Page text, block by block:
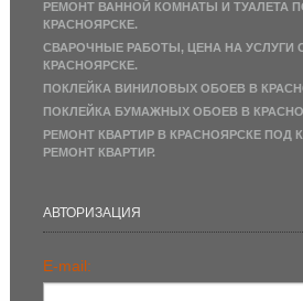
РЕМОНТ ВАННОЙ КОМНАТЫ И ТУАЛЕТА
КРАСНОЯРСКЕ.
СВАРОЧНЫЕ РАБОТЫ, ЦЕНА НА УСЛУГИ
КРАСНОЯРСКЕ.
ПОКЛЕЙКА ВИНИЛОВЫХ ОБОЕВ В
ПОКЛЕЙКА БУМАЖНЫХ ОБОЕВ В
РЕМОНТ КВАРТИР В КРАСНОЯРСКЕ ПОД
РЕМОНТ КВАРТИР.
АВТОРИЗАЦИЯ
E-mail: